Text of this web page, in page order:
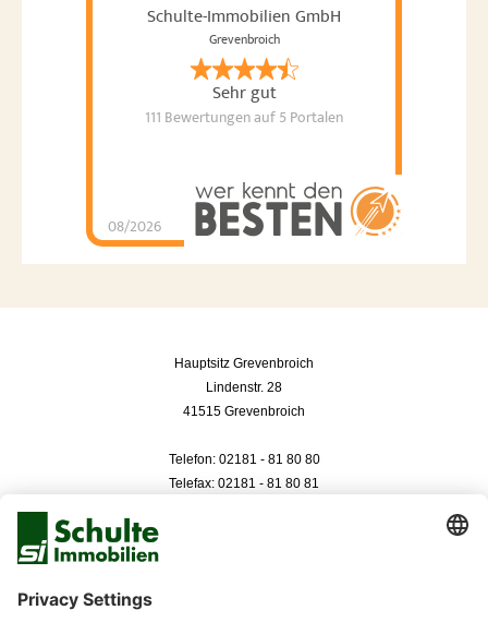
Schulte-Immobilien GmbH
Grevenbroich
Sehr gut
111 Bewertungenauf 5 Portalen
08/2026
Hauptsitz Grevenbroich
Lindenstr. 28
41515 Grevenbroich
Telefon: 02181 - 81 80 80
Telefax: 02181 - 81 80 81